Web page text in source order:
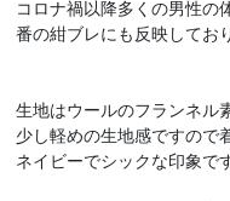
コロナ禍以降多くの男性の
番の紺ブレにも反映してお
生地はウールのフランネル
少し軽めの生地感ですので
ネイビーでシックな印象で